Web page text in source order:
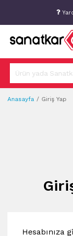
Anasayfa Giriş Yap
Hesabınıza